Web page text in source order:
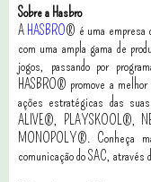
Sobre a Hasbro
A HASBRO® é uma empresa
com uma ampla gama de
jogos, passando por
HASBRO® promove a
ações estratégicas das
ALIVE®, PLAYSKOOL®,
MONOPOLY®. Conheça
comunicação do SAC,